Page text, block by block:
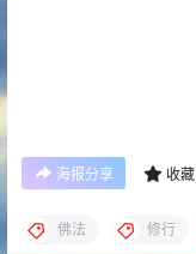
海报分享 收藏
佛法 修行